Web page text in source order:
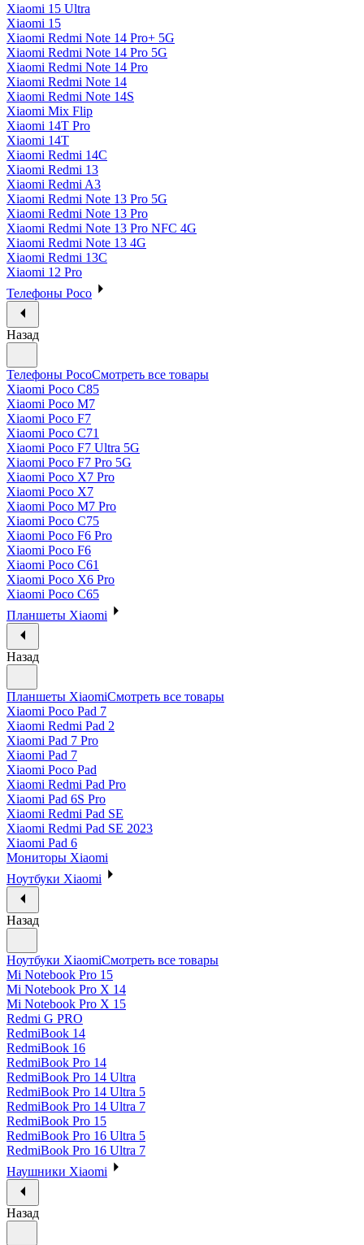
Xiaomi 15 Ultra
Xiaomi 15
Xiaomi Redmi Note 14 Pro+ 5G
Xiaomi Redmi Note 14 Pro 5G
Xiaomi Redmi Note 14 Pro
Xiaomi Redmi Note 14
Xiaomi Redmi Note 14S
Xiaomi Mix Flip
Xiaomi 14T Pro
Xiaomi 14T
Xiaomi Redmi 14C
Xiaomi Redmi 13
Xiaomi Redmi A3
Xiaomi Redmi Note 13 Pro 5G
Xiaomi Redmi Note 13 Pro
Xiaomi Redmi Note 13 Pro NFC 4G
Xiaomi Redmi Note 13 4G
Xiaomi Redmi 13C
Xiaomi 12 Pro
Телефоны Poco
Назад
Телефоны PocoСмотреть все товары
Xiaomi Poco C85
Xiaomi Poco M7
Xiaomi Poco F7
Xiaomi Poco C71
Xiaomi Poco F7 Ultra 5G
Xiaomi Poco F7 Pro 5G
Xiaomi Poco X7 Pro
Xiaomi Poco X7
Xiaomi Poco M7 Pro
Xiaomi Poco C75
Xiaomi Poco F6 Pro
Xiaomi Poco F6
Xiaomi Poco C61
Xiaomi Poco X6 Pro
Xiaomi Poco C65
Планшеты Xiaomi
Назад
Планшеты XiaomiСмотреть все товары
Xiaomi Poco Pad 7
Xiaomi Redmi Pad 2
Xiaomi Pad 7 Pro
Xiaomi Pad 7
Xiaomi Poco Pad
Xiaomi Redmi Pad Pro
Xiaomi Pad 6S Pro
Xiaomi Redmi Pad SE
Xiaomi Redmi Pad SE 2023
Xiaomi Pad 6
Мониторы Xiaomi
Ноутбуки Xiaomi
Назад
Ноутбуки XiaomiСмотреть все товары
Mi Notebook Pro 15
Mi Notebook Pro X 14
Mi Notebook Pro X 15
Redmi G PRO
RedmiBook 14
RedmiBook 16
RedmiBook Pro 14
RedmiBook Pro 14 Ultra
RedmiBook Pro 14 Ultra 5
RedmiBook Pro 14 Ultra 7
RedmiBook Pro 15
RedmiBook Pro 16 Ultra 5
RedmiBook Pro 16 Ultra 7
Наушники Xiaomi
Назад